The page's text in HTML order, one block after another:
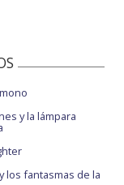
y la lámpara
los fantasmas de la